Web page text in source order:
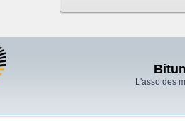
L'asso des